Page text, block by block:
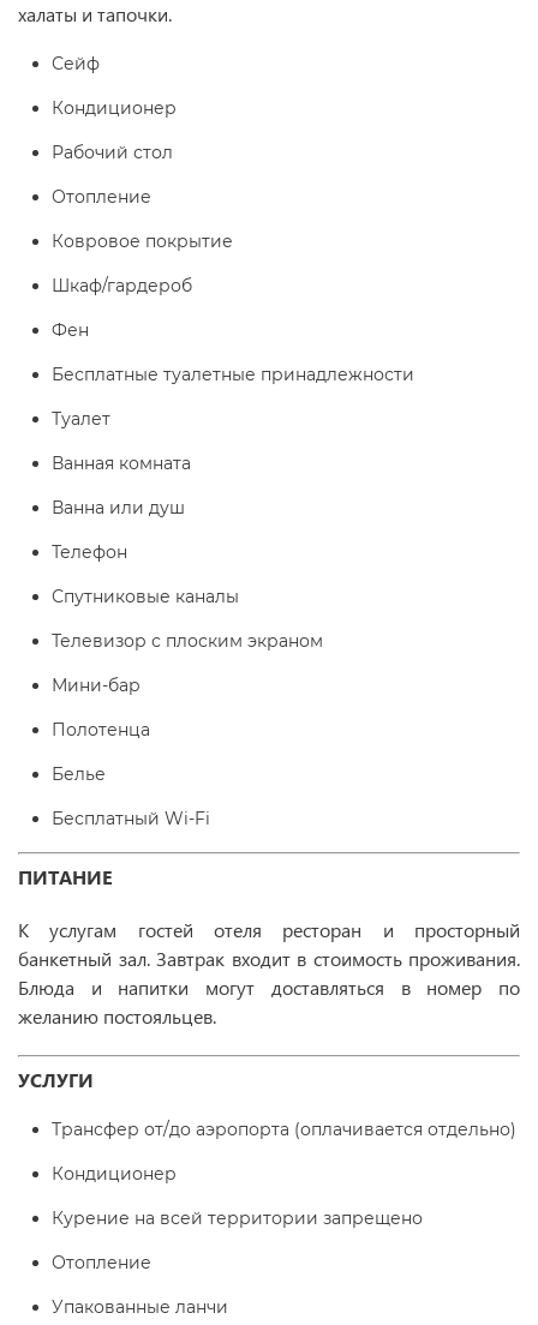
халаты и тапочки.
Сейф
Кондиционер
Рабочий стол
Отопление
Ковровое покрытие
Шкаф/гардероб
Фен
Бесплатные туалетные принадлежности
Туалет
Ванная комната
Ванна или душ
Телефон
Спутниковые каналы
Телевизор с плоским экраном
Мини-бар
Полотенца
Белье
Бесплатный Wi-Fi
ПИТАНИЕ
К услугам гостей отеля ресторан и просторный
банкетный зал. Завтрак входит в стоимость проживания.
Блюда и напитки могут доставляться в номер по
желанию постояльцев.
УСЛУГИ
Трансфер от/до аэропорта (оплачивается отдельно)
Кондиционер
Курение на всей территории запрещено
Отопление
Упакованные ланчи